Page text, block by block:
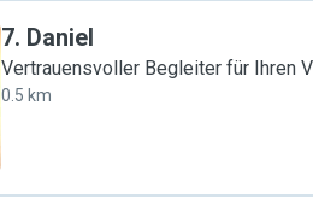
7. Daniel
Vertrauensvoller Begleiter für Ihren
0.5 km